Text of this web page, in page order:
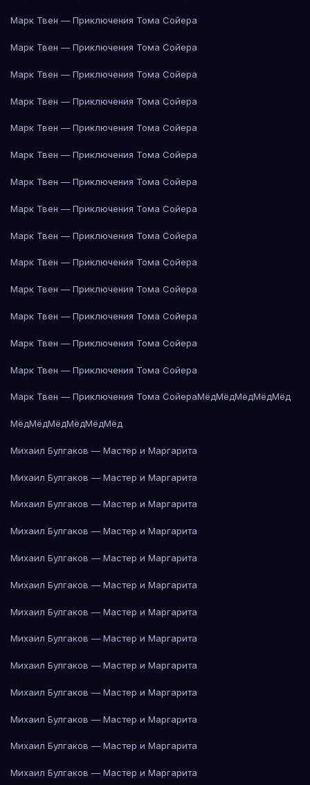
Марк Твен — Приключения Тома Сойера
Марк Твен — Приключения Тома Сойера
Марк Твен — Приключения Тома Сойера
Марк Твен — Приключения Тома Сойера
Марк Твен — Приключения Тома Сойера
Марк Твен — Приключения Тома Сойера
Марк Твен — Приключения Тома Сойера
Марк Твен — Приключения Тома Сойера
Марк Твен — Приключения Тома Сойера
Марк Твен — Приключения Тома Сойера
Марк Твен — Приключения Тома Сойера
Марк Твен — Приключения Тома Сойера
Марк Твен — Приключения Тома Сойера
Марк Твен — Приключения Тома Сойера
Марк Твен — Приключения Тома СойераМёдМёдМёдМёдМёд
МёдМёдМёдМёдМёдМёд
Михаил Булгаков — Мастер и Маргарита
Михаил Булгаков — Мастер и Маргарита
Михаил Булгаков — Мастер и Маргарита
Михаил Булгаков — Мастер и Маргарита
Михаил Булгаков — Мастер и Маргарита
Михаил Булгаков — Мастер и Маргарита
Михаил Булгаков — Мастер и Маргарита
Михаил Булгаков — Мастер и Маргарита
Михаил Булгаков — Мастер и Маргарита
Михаил Булгаков — Мастер и Маргарита
Михаил Булгаков — Мастер и Маргарита
Михаил Булгаков — Мастер и Маргарита
Михаил Булгаков — Мастер и Маргарита